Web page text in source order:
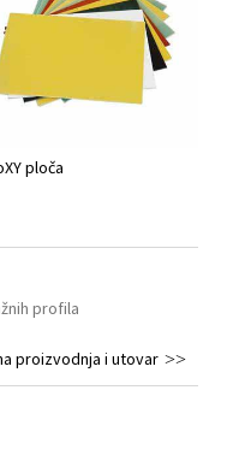
ploča
profila
proizvodnja i utovar